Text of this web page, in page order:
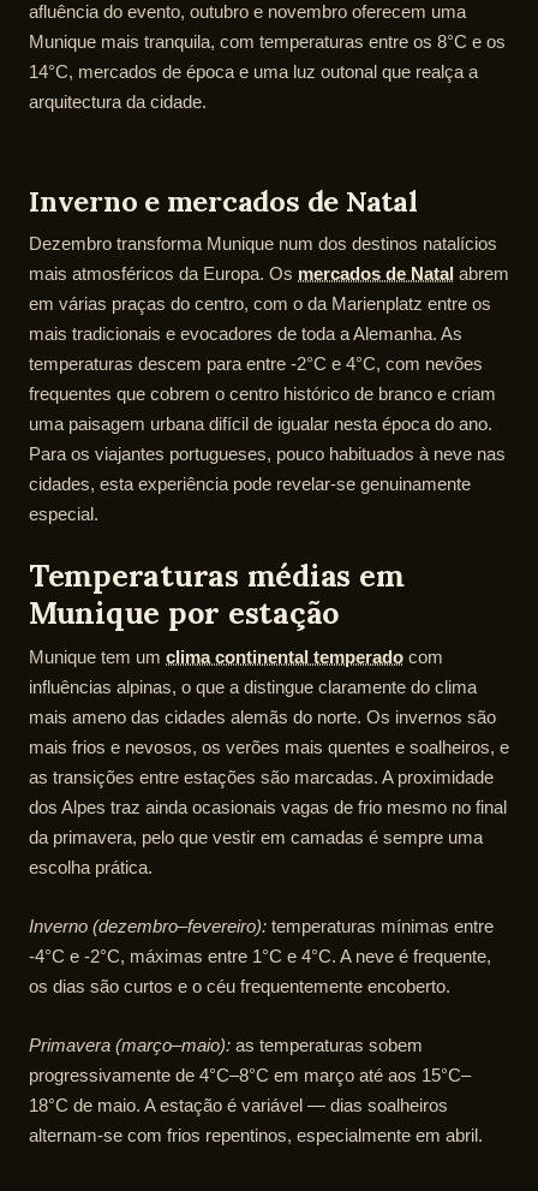
afluência do evento, outubro e novembro oferecem uma
Munique mais tranquila, com temperaturas entre os 8°C e os
14°C, mercados de época e uma luz outonal que realça a
arquitectura da cidade.
Inverno e mercados de Natal
Dezembro transforma Munique num dos destinos natalícios
mais atmosféricos da Europa. Os mercados de Natal abrem
em várias praças do centro, com o da Marienplatz entre os
mais tradicionais e evocadores de toda a Alemanha. As
temperaturas descem para entre -2°C e 4°C, com nevões
frequentes que cobrem o centro histórico de branco e criam
uma paisagem urbana difícil de igualar nesta época do ano.
Para os viajantes portugueses, pouco habituados à neve nas
cidades, esta experiência pode revelar-se genuinamente
especial.
Temperaturas médias em
Munique por estação
Munique tem um clima continental temperado com
influências alpinas, o que a distingue claramente do clima
mais ameno das cidades alemãs do norte. Os invernos são
mais frios e nevosos, os verões mais quentes e soalheiros, e
as transições entre estações são marcadas. A proximidade
dos Alpes traz ainda ocasionais vagas de frio mesmo no final
da primavera, pelo que vestir em camadas é sempre uma
escolha prática.
Inverno (dezembro–fevereiro): temperaturas mínimas entre
-4°C e -2°C, máximas entre 1°C e 4°C. A neve é frequente,
os dias são curtos e o céu frequentemente encoberto.
Primavera (março–maio): as temperaturas sobem
progressivamente de 4°C–8°C em março até aos 15°C–
18°C de maio. A estação é variável — dias soalheiros
alternam-se com frios repentinos, especialmente em abril.